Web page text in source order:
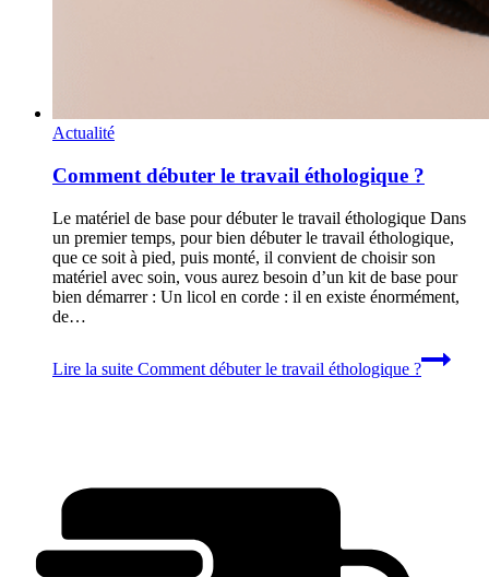
Actualité
Comment débuter le travail éthologique ?
Le matériel de base pour débuter le travail éthologique Dans
un premier temps, pour bien débuter le travail éthologique,
que ce soit à pied, puis monté, il convient de choisir son
matériel avec soin, vous aurez besoin d’un kit de base pour
bien démarrer : Un licol en corde : il en existe énormément,
de…
Lire la suite Comment débuter le travail éthologique ?